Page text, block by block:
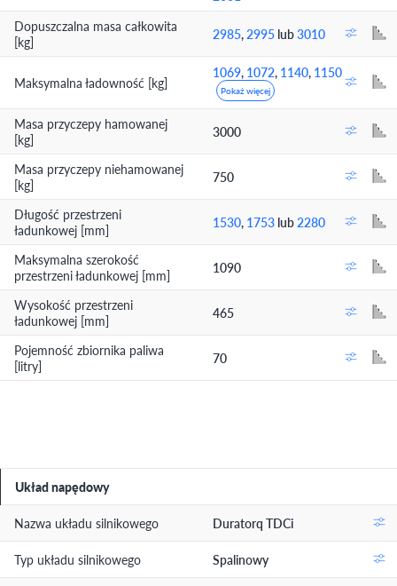
Dopuszczalna masa całkowita
[kg]
2985,2995 lub3010
Maksymalna ładowność [kg]
1069, 1072, 1140, 1150
Pokaż więcej
Masa przyczepy hamowanej
[kg]
3000
Masa przyczepy niehamowanej
[kg]
750
Długość przestrzeni
ładunkowej [mm]
1530, 1753 lub2280
Maksymalna szerokość
przestrzeni ładunkowej [mm]
1090
Wysokość przestrzeni
ładunkowej [mm]
465
Pojemność zbiornika paliwa
[litry]
70
Układ napędowy
Nazwa układu silnikowego Duratorq TDCi
Typ układu silnikowego Spalinowy